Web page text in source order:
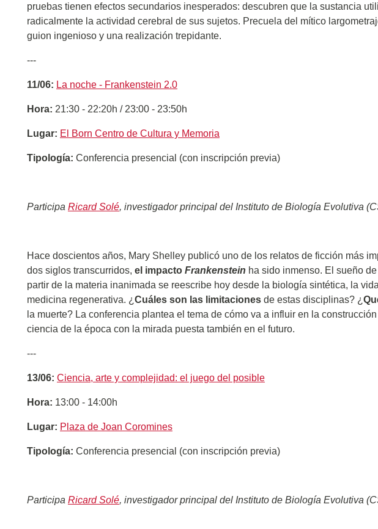
pruebas tienen efectos secundarios inesperados: descubren que la sustancia
radicalmente la actividad cerebral de sus sujetos. Precuela del mítico
guion ingenioso y una realización trepidante.
---
11/06: La noche - Frankenstein 2.0
Hora: 21:30 - 22:20h / 23:00 - 23:50h
Lugar: El Born Centro de Cultura y Memoria
Tipología: Conferencia presencial (con inscripción previa)
Participa Ricard Solé, investigador principal del Instituto de Biología Evolutiva
Hace doscientos años, Mary Shelley publicó uno de los relatos de ficción más
dos siglos transcurridos, el impacto Frankenstein ha sido inmenso. El sueño
partir de la materia inanimada se reescribe hoy desde la biología sintética, la
medicina regenerativa. ¿ Cuáles son las limitaciones de estas disciplinas? ¿
la muerte? La conferencia plantea el tema de cómo va a influir en la
ciencia de la época con la mirada puesta también en el futuro.
---
13/06: Ciencia, arte y complejidad: el juego del posible
Hora: 13:00 - 14:00h
Lugar: Plaza de Joan Coromines
Tipología: Conferencia presencial (con inscripción previa)
Participa Ricard Solé, investigador principal del Instituto de Biología Evolutiva